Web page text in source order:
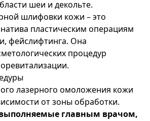
шеи и декольте.
шлифовки кожи – это
пластическим операциям
фейслифтинга. Она
процедур
лазерного омоложения кожи
от зоны обработки.
главным врачом,